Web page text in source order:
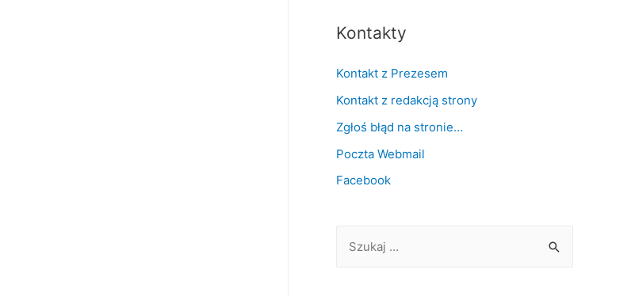
Kontakty
Kontakt z Prezesem
Kontakt z redakcją strony
Zgłoś błąd na stronie…
Poczta Webmail
Facebook